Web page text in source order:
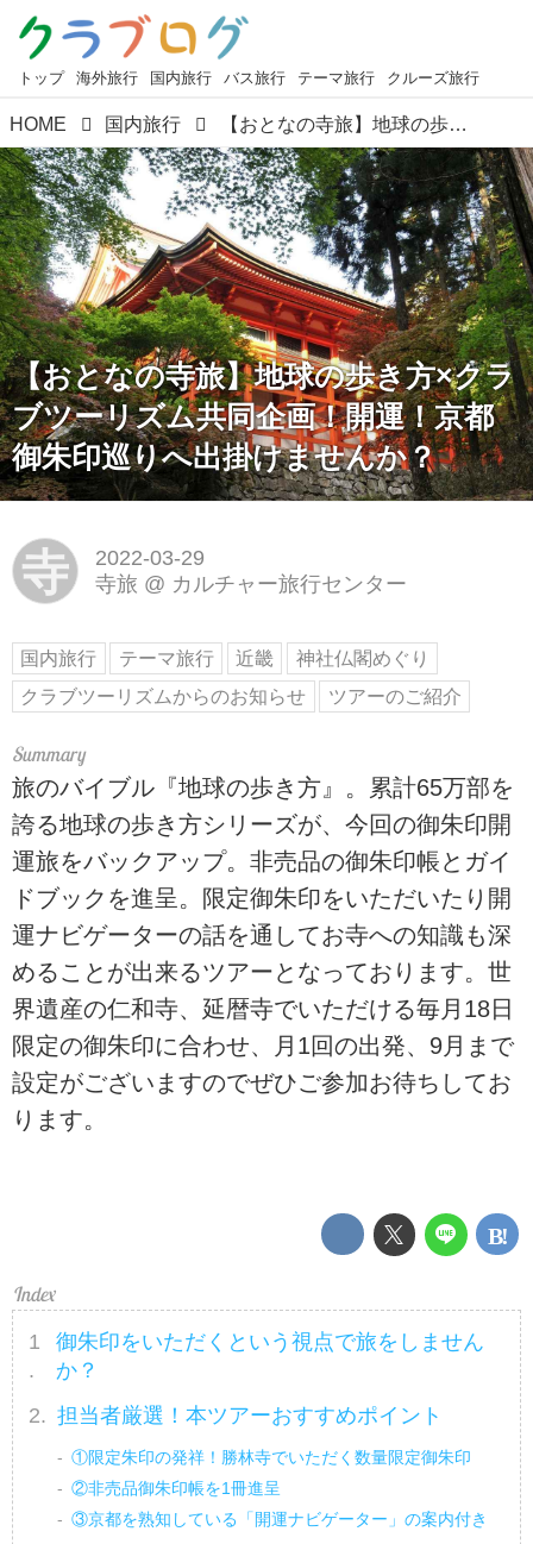
トップ 海外旅行 国内旅行 バス旅行 テーマ旅行 クルーズ旅行
HOME 国内旅行 【おとなの寺旅】地球の歩き方×クラブツーリズム共同企画！開運！京都御朱印巡りへ出掛けませんか？
【おとなの寺旅】地球の歩き方×クラ
ブツーリズム共同企画！開運！京都
御朱印巡りへ出掛けませんか？
寺
2022-03-29
寺旅 @ カルチャー旅行センター
国内旅行 テーマ旅行 近畿
神社仏閣めぐり
クラブツーリズムからのお知らせ
ツアーのご紹介
旅のバイブル『地球の歩き方』。累計65万部を
誇る地球の歩き方シリーズが、今回の御朱印開
運旅をバックアップ。非売品の御朱印帳とガイ
ドブックを進呈。限定御朱印をいただいたり開
運ナビゲーターの話を通してお寺への知識も深
めることが出来るツアーとなっております。世
界遺産の仁和寺、延暦寺でいただける毎月18日
限定の御朱印に合わせ、月1回の出発、9月まで
設定がございますのでぜひご参加お待ちしてお
ります。
御朱印をいただくという視点で旅をしません
か？
担当者厳選！本ツアーおすすめポイント
①限定朱印の発祥！勝林寺でいただく数量限定御朱印
②非売品御朱印帳を1冊進呈
③京都を熟知している「開運ナビゲーター」の案内付き